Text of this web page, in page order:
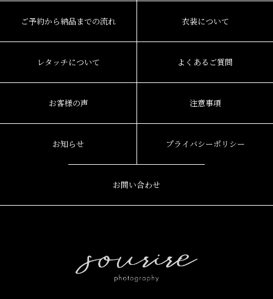
ご予約から納品までの流れ 衣装について
レタッチについて よくあるご質問
お客様の声 注意事項
お知らせ プライバシーポリシー
お問い合わせ